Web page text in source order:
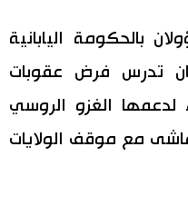
بالحكومة اليابانية
تدرس فرض عقوبات
لدعمها الغزو الروسي
مع موقف الولايات